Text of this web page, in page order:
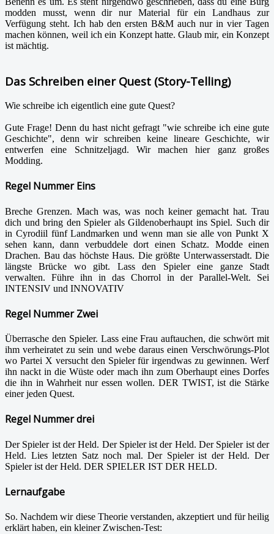
modden musst, wenn dir nur Material für ein Landhaus zur
Verfügung steht. Ich hab den ersten B&M auch nur in vier Tagen
machen können, weil ich ein Konzept hatte. Glaub mir, ein Konzept
ist mächtig.
Das Schreiben einer Quest (Story-Telling)
Wie schreibe ich eigentlich eine gute Quest?
Gute Frage! Denn du hast nicht gefragt "wie schreibe ich eine gute
Geschichte", denn wir schreiben keine lineare Geschichte, wir
entwerfen eine Schnitzeljagd. Wir machen hier ganz großes
Modding.
Regel Nummer Eins
Breche Grenzen. Mach was, was noch keiner gemacht hat. Trau
dich und bring den Spieler als Gildenoberhaupt ins Spiel. Such dir
in Cyrodiil fünf Landmarken und wenn man sie alle von Punkt X
sehen kann, dann verbuddele dort einen Schatz. Modde einen
Drachen. Bau das höchste Haus. Die größte Unterwasserstadt. Die
längste Brücke wo gibt. Lass den Spieler eine ganze Stadt
verwalten. Führe ihn in das Chorrol in der Parallel-Welt. Sei
INTENSIV und INNOVATIV
Regel Nummer Zwei
Überrasche den Spieler. Lass eine Frau auftauchen, die schwört mit
ihm verheiratet zu sein und webe daraus einen Verschwörungs-Plot
wo Partei X versucht den Spieler für irgendwas zu gewinnen. Werf
ihn nackt in die Wüste oder mach ihn zum Oberhaupt eines Dorfes
die ihn in Wahrheit nur essen wollen. DER TWIST, ist die Stärke
einer jeden Quest.
Regel Nummer drei
Der Spieler ist der Held. Der Spieler ist der Held. Der Spieler ist der
Held. Lies letzten Satz noch mal. Der Spieler ist der Held. Der
Spieler ist der Held. DER SPIELER IST DER HELD.
Lernaufgabe
So. Nachdem wir diese Theorie verstanden, akzeptiert und für heilig
erklärt haben, ein kleiner Zwischen-Test: